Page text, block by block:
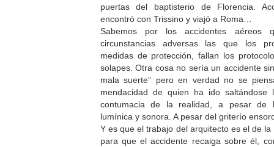
puertas del baptisterio de Florencia.
encontró con Trissino y viajó a Roma…
Sabemos por los accidentes
circunstancias adversas las que los
medidas de protección, fallan los
solapes. Otra cosa no sería un accidente
mala suerte” pero en verdad no se
mendacidad de quien ha ido
contumacia de la realidad, a pesar de
lumínica y sonora. A pesar del griterío
Y es que el trabajo del arquitecto es el de
para que el accidente recaiga sobre él,